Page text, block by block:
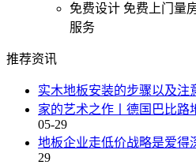
免费设计 免费上门量
服务
推荐资讯
实木地板安装的步骤以及注
家的艺术之作丨德国巴比路
05-29
地板企业走低价战略是爱得
29